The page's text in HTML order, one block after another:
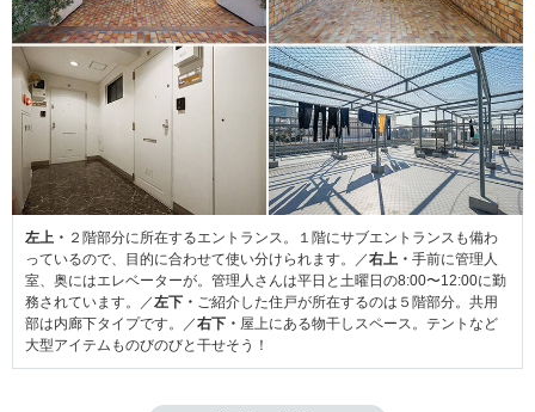
左上・ ２階部分に所在するエントランス。１階にサブエントランスも備わ
っているので、目的に合わせて使い分けられます。／右上・ 手前に管理人
室、奥にはエレベーターが。管理人さんは平日と土曜日の8:00〜12:00に勤
務されています。／左下・ ご紹介した住戸が所在するのは５階部分。共用
部は内廊下タイプです。／右下・ 屋上にある物干しスペース。テントなど
大型アイテムものびのびと干せそう！